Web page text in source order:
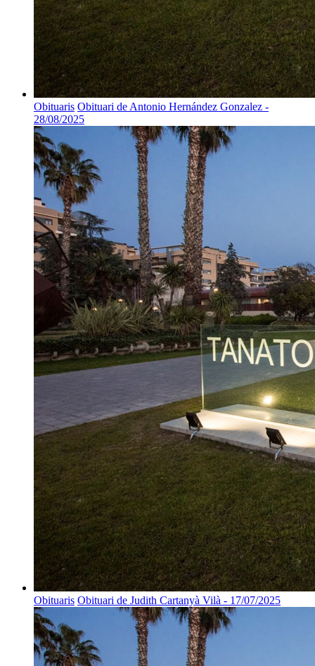
Obituaris Obituari de Antonio Hernández Gonzalez -
28/08/2025
Obituaris Obituari de Judith Cartanyà Vilà - 17/07/2025